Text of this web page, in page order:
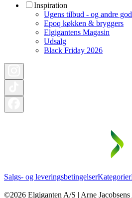
Inspiration
Ugens tilbud - og andre
Epoq køkken & bryggers
Elgigantens Magasin
Udsalg
Black Friday 2026
Salgs- og leveringsbetingelserKategorier
©2026 Elgiganten A/S | Arne